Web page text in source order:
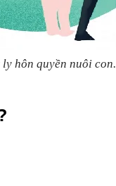
hôn quyền nuôi con.